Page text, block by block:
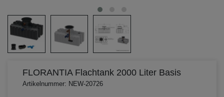
FLORANTIA Flachtank 2000 Liter Basis
Artikelnummer: NEW-20726